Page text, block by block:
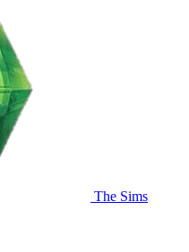
The Sims